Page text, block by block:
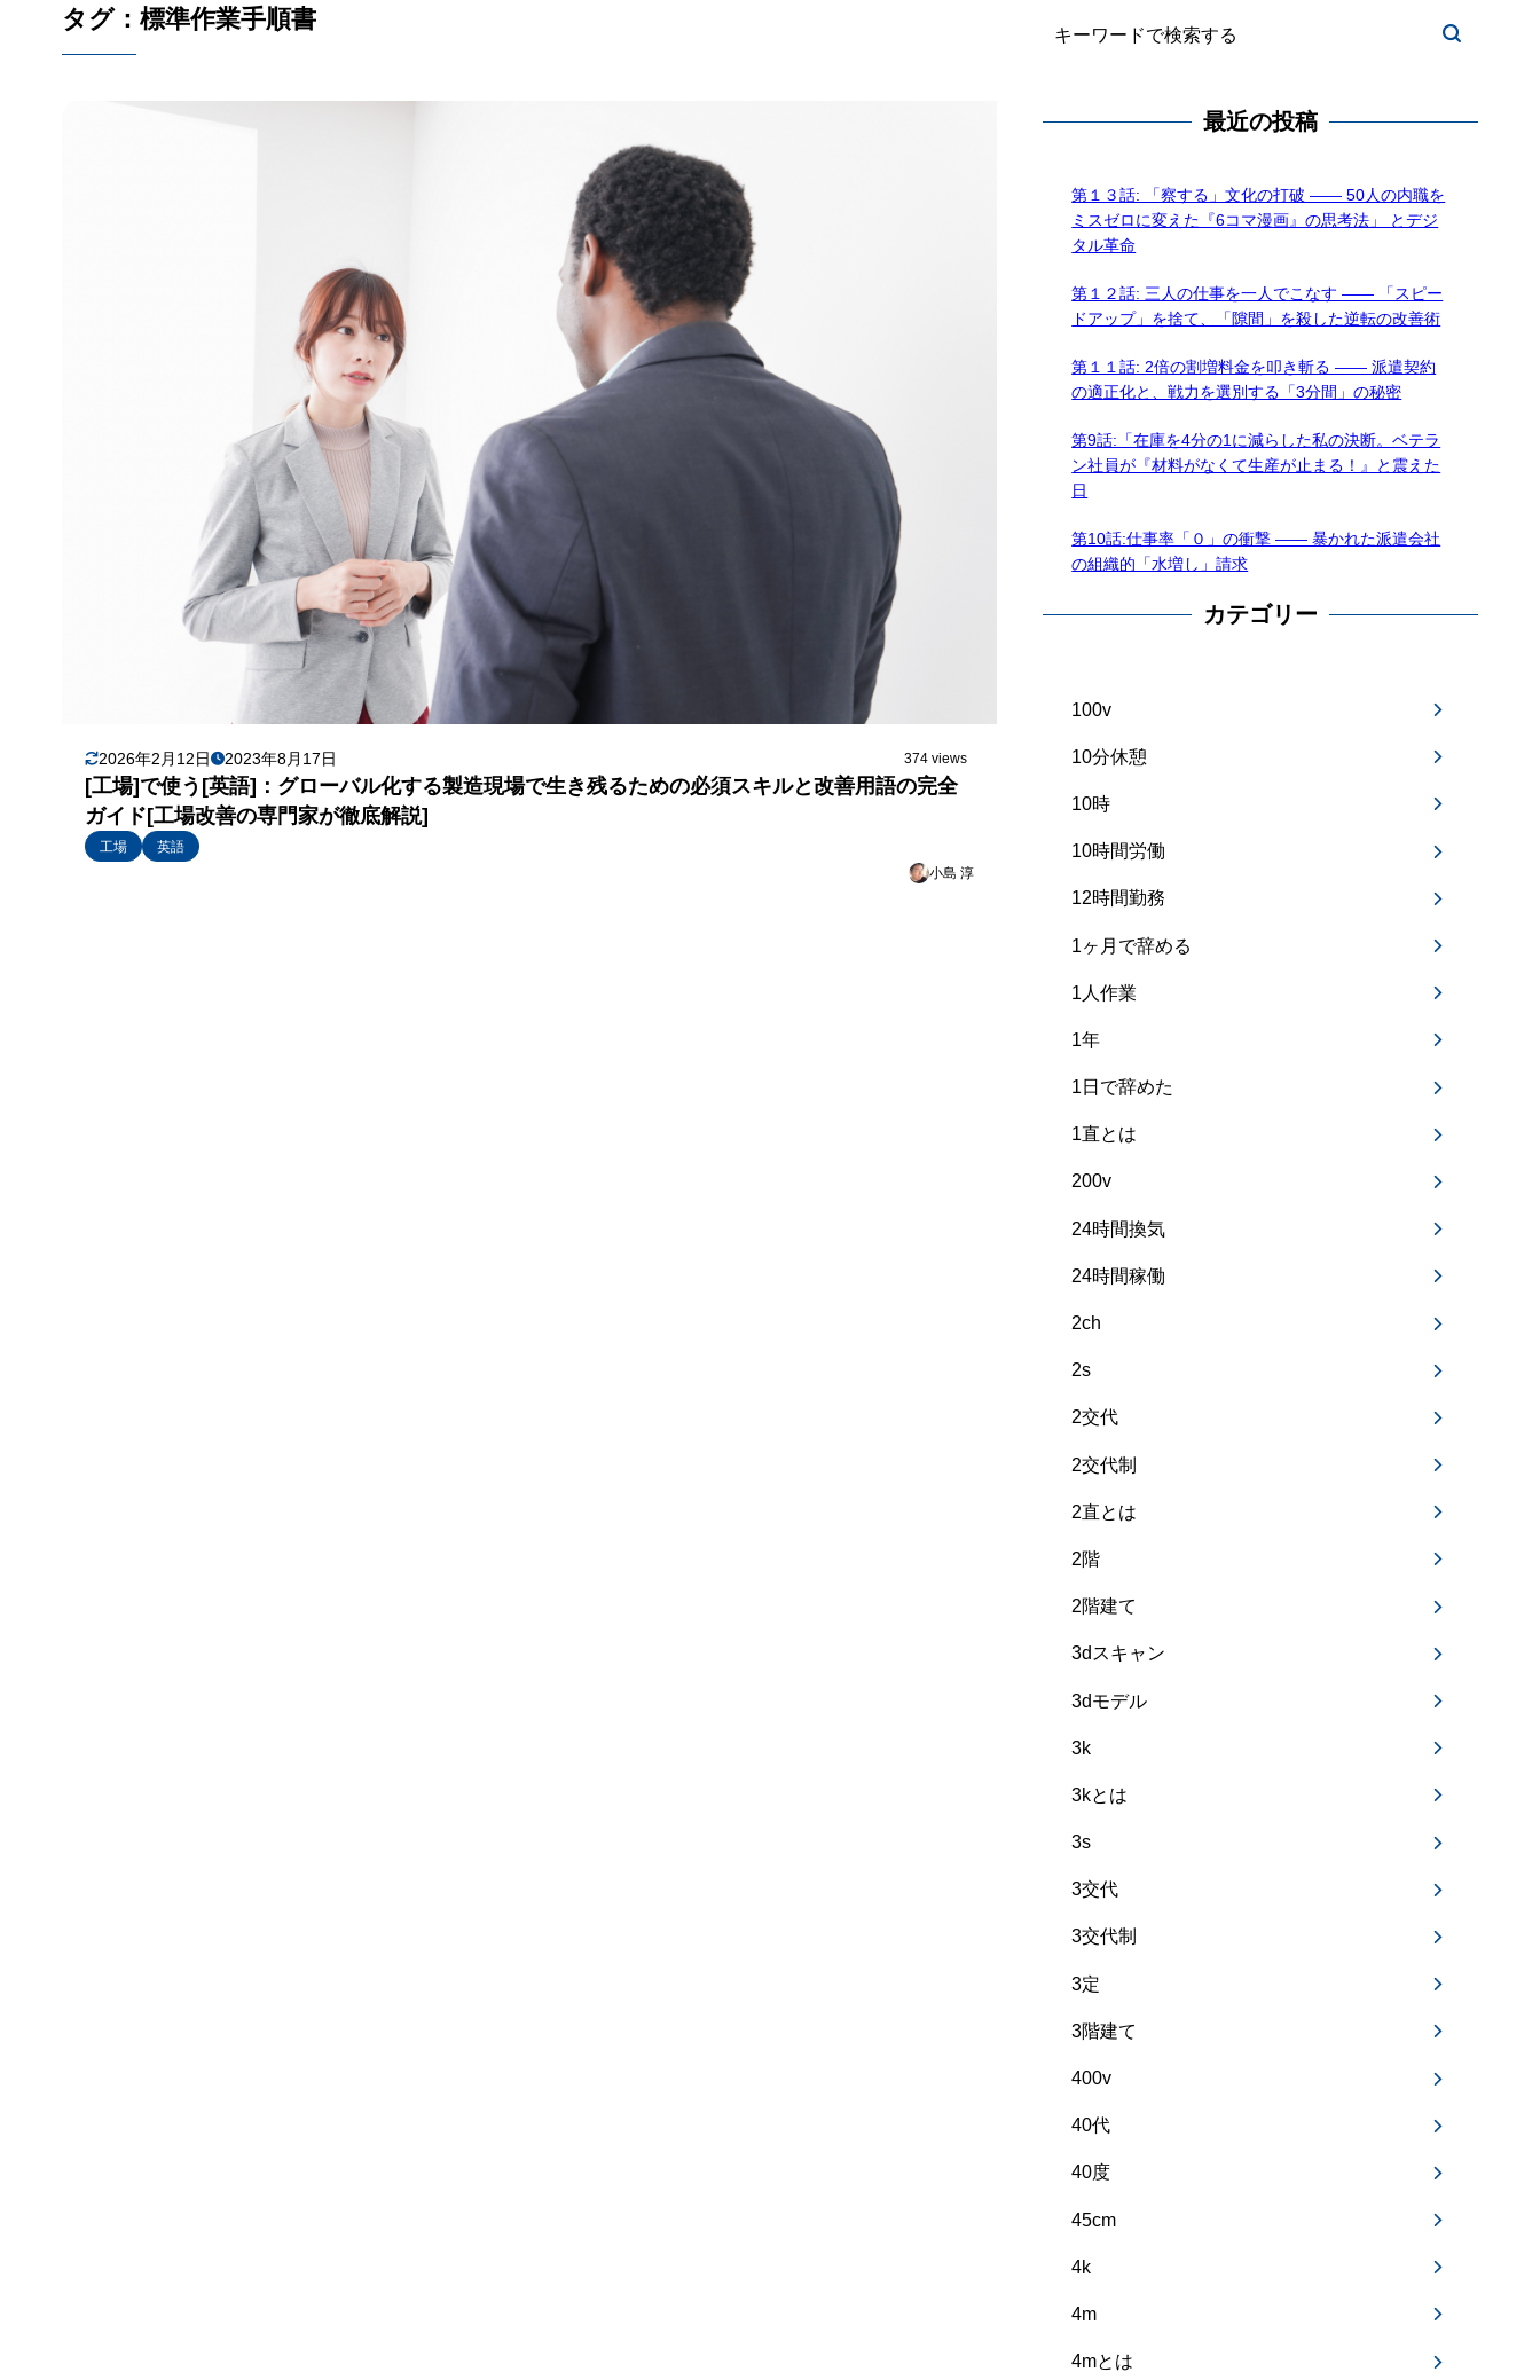
タグ：標準作業手順書
2026年2月12日 2023年8月17日 374 views
[工場]で使う[英語]：グローバル化する製造現場で生き残るための必須スキルと改善用語の完全
ガイド[工場改善の専門家が徹底解説]
工場
英語
小島 淳
最近の投稿
第１３話: 「察する」文化の打破 —— 50人の内職を
ミスゼロに変えた『6コマ漫画』の思考法」 とデジ
タル革命
第１２話: 三人の仕事を一人でこなす —— 「スピー
ドアップ」を捨て、「隙間」を殺した逆転の改善術
第１１話: 2倍の割増料金を叩き斬る —— 派遣契約
の適正化と、戦力を選別する「3分間」の秘密
第9話:「在庫を4分の1に減らした私の決断。ベテラ
ン社員が『材料がなくて生産が止まる！』と震えた
日
第10話:仕事率「０」の衝撃 —— 暴かれた派遣会社
の組織的「水増し」請求
カテゴリー
100v
10分休憩
10時
10時間労働
12時間勤務
1ヶ月で辞める
1人作業
1年
1日で辞めた
1直とは
200v
24時間換気
24時間稼働
2ch
2s
2交代
2交代制
2直とは
2階
2階建て
3dスキャン
3dモデル
3k
3kとは
3s
3交代
3交代制
3定
3階建て
400v
40代
40度
45cm
4k
4m
4mとは